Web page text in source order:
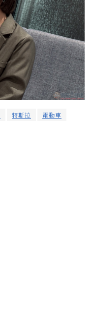
特斯拉 電動車